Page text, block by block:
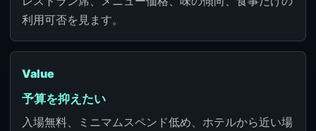
利用可否を見ます。
Value
予算を抑えたい
入場無料、ミニマムスペンド低め、ホテルから近い場